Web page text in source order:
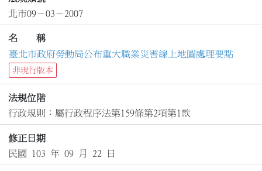
北市09－03－2007
名 稱
臺北市政府勞動局公布重大職業災害線上地圖處理要點
非現行版本
法規位階
行政規則：屬行政程序法第159條第2項第1款
修正日期
民國 103 年 09 月 22 日